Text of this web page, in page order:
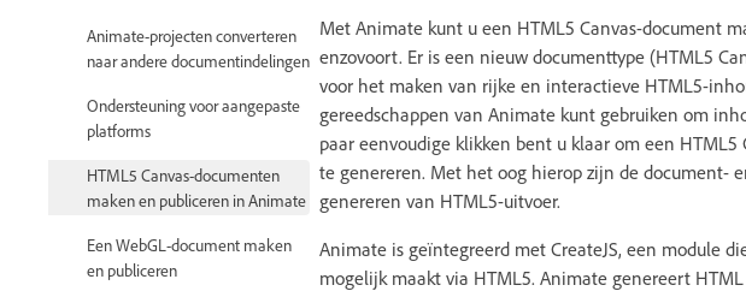
Animate-projecten converteren
naar andere documentindelingen
Ondersteuning voor aangepaste
platforms
HTML5 Canvas-documenten
maken en publiceren in Animate
Een WebGL-document maken
en publiceren
Met Animate kunt u een HTML5 Canvas-document
enzovoort. Er is een nieuw documenttype (HTML5
voor het maken van rijke en interactieve HTML5-
gereedschappen van Animate kunt gebruiken om
paar eenvoudige klikken bent u klaar om een
te genereren. Met het oog hierop zijn de document-
genereren van HTML5-uitvoer.
Animate is geïntegreerd met CreateJS, een module
mogelijk maakt via HTML5. Animate genereert